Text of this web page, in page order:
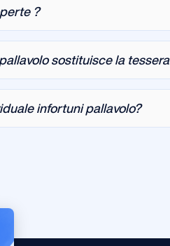
?
sostituisce la
infortuni pallavolo?